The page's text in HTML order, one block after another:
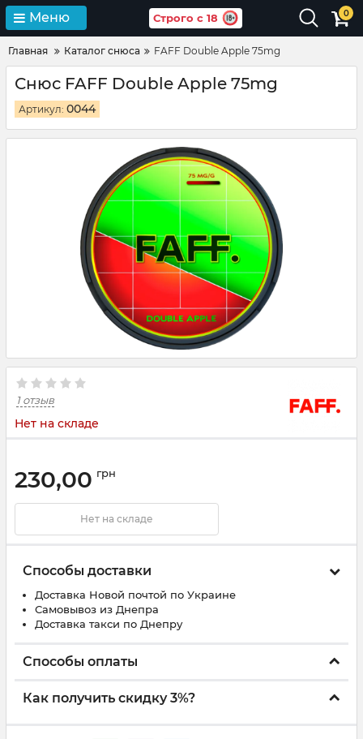
Меню Строго с 18 0
Главная Каталог снюса FAFF Double Apple 75mg
Снюс FAFF Double Apple 75mg
Артикул: 0044
1 отзыв
Нет на складе
230,00 грн
Нет на складе
Способы доставки
Доставка Новой почтой по Украине
Самовывоз из Днепра
Доставка такси по Днепру
Способы оплаты
Как получить скидку 3%?